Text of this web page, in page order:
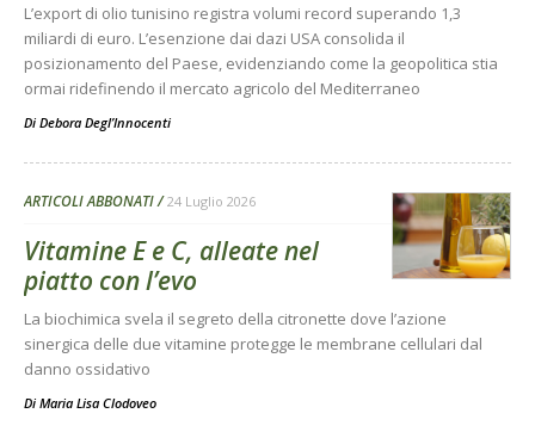
L’export di olio tunisino registra volumi record superando 1,3
miliardi di euro. L’esenzione dai dazi USA consolida il
posizionamento del Paese, evidenziando come la geopolitica stia
ormai ridefinendo il mercato agricolo del Mediterraneo
Di Debora Degl’Innocenti
ARTICOLI ABBONATI 24 Luglio 2026
Vitamine E e C, alleate nel
piatto con l’evo
La biochimica svela il segreto della citronette dove l’azione
sinergica delle due vitamine protegge le membrane cellulari dal
danno ossidativo
Di Maria Lisa Clodoveo